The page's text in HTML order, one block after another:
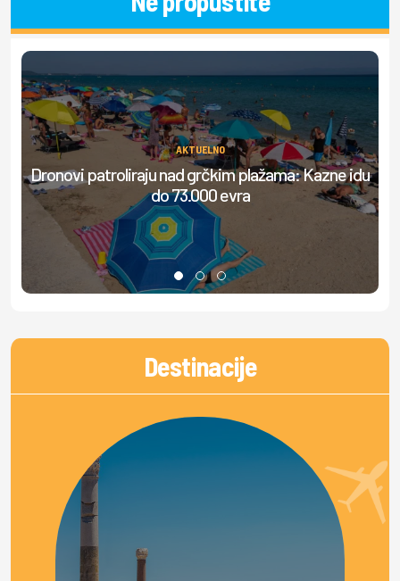
AKTUELNO
Dronovi patroliraju nad grčkim plažama: Kazne idu
do 73.000 evra
Destinacije